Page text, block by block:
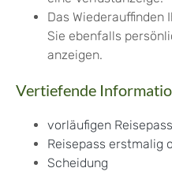
Das Wiederauffinden
Sie ebenfalls
anzeigen.
Vertiefende
vorläufigen
Reisepass erstmalig
Scheidung